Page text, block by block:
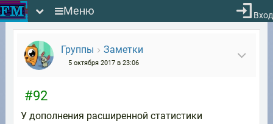
Группы Заметки
5 октября 2017 в 23:06
#92
У дополнения расширенной статистики
Меню Вход